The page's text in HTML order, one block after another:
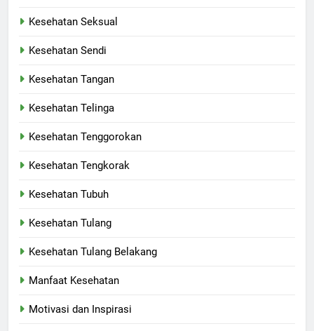
Kesehatan Seksual
Kesehatan Sendi
Kesehatan Tangan
Kesehatan Telinga
Kesehatan Tenggorokan
Kesehatan Tengkorak
Kesehatan Tubuh
Kesehatan Tulang
Kesehatan Tulang Belakang
Manfaat Kesehatan
Motivasi dan Inspirasi